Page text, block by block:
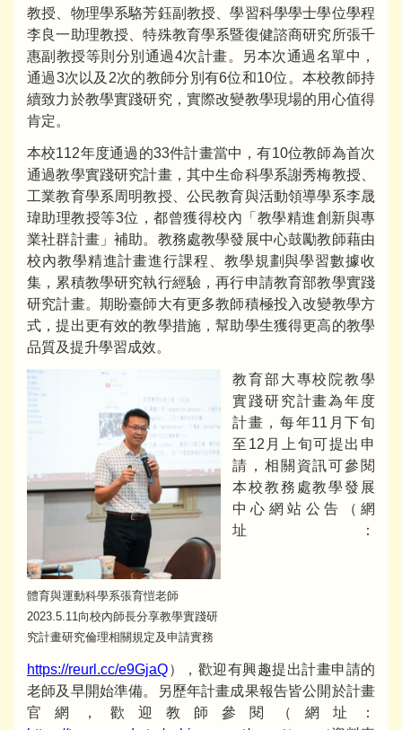
教授、物理學系駱芳鈺副教授、學習科學學士學位學程
李良一助理教授、特殊教育學系暨復健諮商研究所張千
惠副教授等則分別通過4次計畫。另本次通過名單中，
通過3次以及2次的教師分別有6位和10位。本校教師持
續致力於教學實踐研究，實際改變教學現場的用心值得
肯定。
本校112年度通過的33件計畫當中，有10位教師為首次
通過教學實踐研究計畫，其中生命科學系謝秀梅教授、
工業教育學系周明教授、公民教育與活動領導學系李晟
瑋助理教授等3位，都曾獲得校內「教學精進創新與專
業社群計畫」補助。教務處教學發展中心鼓勵教師藉由
校內教學精進計畫進行課程、教學規劃與學習數據收
集，累積教學研究執行經驗，再行申請教育部教學實踐
研究計畫。期盼臺師大有更多教師積極投入改變教學方
式，提出更有效的教學措施，幫助學生獲得更高的教學
品質及提升學習成效。
體育與運動科學系張育愷老師
2023.5.11向校內師長分享教學實踐研
究計畫研究倫理相關規定及申請實務
教育部大專校院教學
實踐研究計畫為年度
計畫，每年11月下旬
至12月上旬可提出申
請，相關資訊可參閱
本校教務處教學發展
中心網站公告（網
址：
https://reurl.cc/e9GjaQ），歡迎有興趣提出計畫申請的
老師及早開始準備。另歷年計畫成果報告皆公開於計畫
官網，歡迎教師參閱（網址：